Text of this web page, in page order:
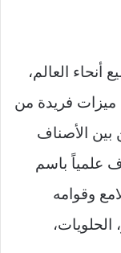
أنحاء العالم،
فريدة من
الأصناف
علمياً باسم
وقوامه
الحلويات،